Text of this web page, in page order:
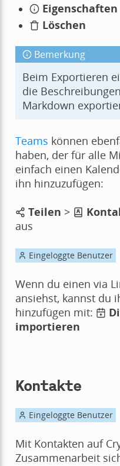
Eigenschaften
Löschen
Bemerkung
Beim Exportieren
die
Markdown
Teams können
haben, der für alle
einfach einen
ihn hinzuzufügen:
Teilen >
aus
Eingeloggte Benutzer
Wenn du einen via
ansiehst, kannst du
hinzufügen mit:
importieren
Kontakte
Eingeloggte Benutzer
Mit Kontakten auf
Zusammenarbeit